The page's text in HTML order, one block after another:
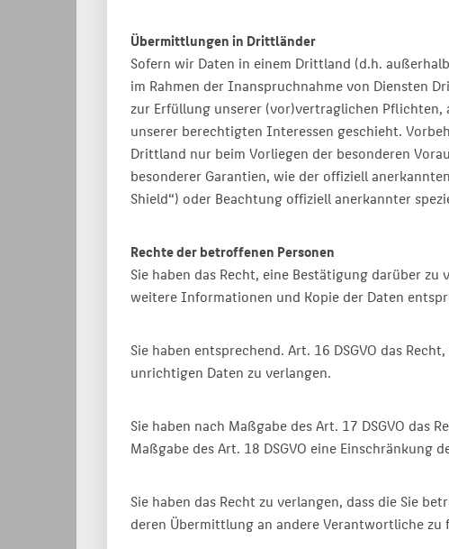
Übermittlungen in Drittländer
Sofern wir Daten in einem Drittland (d.h.
im Rahmen der Inanspruchnahme von Diensten
zur Erfüllung unserer (vor)vertraglichen
unserer berechtigten Interessen geschieht.
Drittland nur beim Vorliegen der besonderen
besonderer Garantien, wie der offiziell
Shield“) oder Beachtung offiziell anerkannter
Rechte der betroffenen Personen
Sie haben das Recht, eine Bestätigung darüber
weitere Informationen und Kopie der Daten
Sie haben entsprechend. Art. 16 DSGVO das
unrichtigen Daten zu verlangen.
Sie haben nach Maßgabe des Art. 17 DSGVO
Maßgabe des Art. 18 DSGVO eine Einschränkung
Sie haben das Recht zu verlangen, dass die Sie
deren Übermittlung an andere Verantwortliche zu